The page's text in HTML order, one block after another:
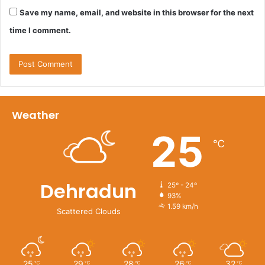
Save my name, email, and website in this browser for the next
time I comment.
Weather
Dehradun
Scattered Clouds
25 ℃
25º - 24º
93%
1.59 km/h
℃ ℃ ℃ ℃ ℃